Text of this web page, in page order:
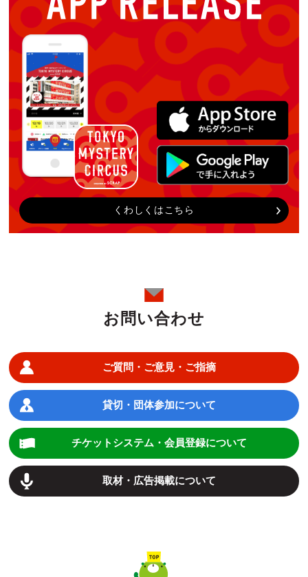
くわしくはこちら
お問い合わせ
ご質問・ご意見・ご指摘
貸切・団体参加について
チケットシステム・会員登録について
取材・広告掲載について